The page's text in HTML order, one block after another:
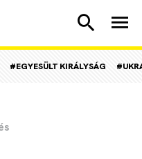
#EGYESÜLT KIRÁLYSÁG